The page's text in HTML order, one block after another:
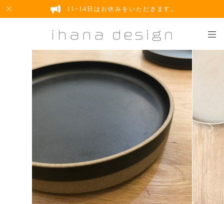
11~14日はお休みをいただきます。